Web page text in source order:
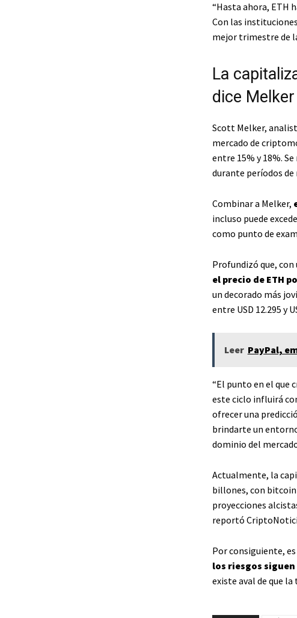
“Hasta ahora, ETH
Con las
mejor trimestre de
La
dice Melker
Scott Melker,
mercado de
entre 15% y 18%.
durante períodos
Combinar a Melker,
incluso puede
como punto de
Profundizó que,
el precio de ETH
un decorado más
entre USD 12.295 y
Leer PayPal,
“El punto en el que
este ciclo influirá
ofrecer una
brindarte un
dominio del
Actualmente, la
billones, con bitcoin
proyecciones
reportó
Por consiguiente,
los riesgos siguen
existe aval de que